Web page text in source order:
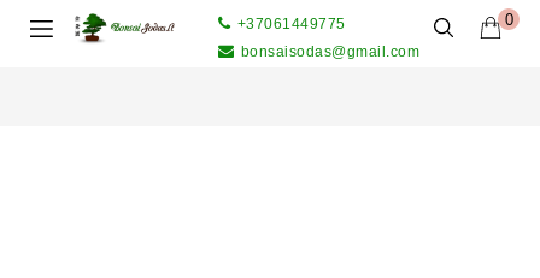
0
+37061449775
bonsaisodas@gmail.com